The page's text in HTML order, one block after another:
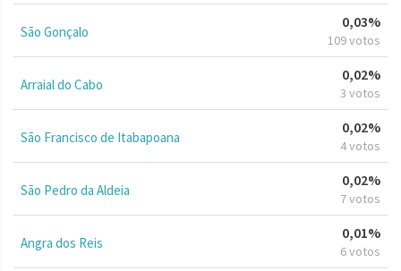
São Gonçalo
0,03%
109 votos
Arraial do Cabo
0,02%
3 votos
São Francisco de Itabapoana
0,02%
4 votos
São Pedro da Aldeia
0,02%
7 votos
Angra dos Reis
0,01%
6 votos